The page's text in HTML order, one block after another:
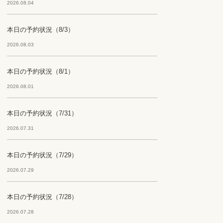
2026.08.04
本日の予約状況（8/3）
2026.08.03
本日の予約状況（8/1）
2026.08.01
本日の予約状況（7/31）
2026.07.31
本日の予約状況（7/29）
2026.07.29
本日の予約状況（7/28）
2026.07.28